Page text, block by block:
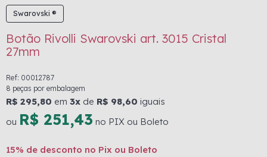
Swarovski ®
Botão Rivolli Swarovski art. 3015 Cristal
27mm
Ref: 00012787
8 peças por embalagem
R$ 295,80 em 3x de R$ 98,60 iguais
ou R$ 251,43 no PIX ou Boleto
15% de desconto no Pix ou Boleto